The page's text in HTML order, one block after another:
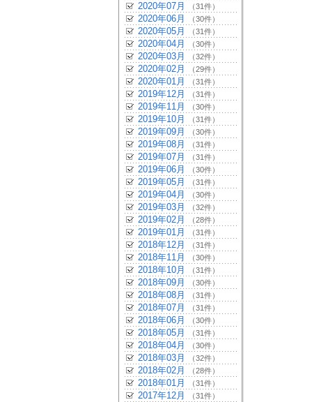
2020年07月 （31件）
2020年06月 （30件）
2020年05月 （31件）
2020年04月 （30件）
2020年03月 （32件）
2020年02月 （29件）
2020年01月 （31件）
2019年12月 （31件）
2019年11月 （30件）
2019年10月 （31件）
2019年09月 （30件）
2019年08月 （31件）
2019年07月 （31件）
2019年06月 （30件）
2019年05月 （31件）
2019年04月 （30件）
2019年03月 （32件）
2019年02月 （28件）
2019年01月 （31件）
2018年12月 （31件）
2018年11月 （30件）
2018年10月 （31件）
2018年09月 （30件）
2018年08月 （31件）
2018年07月 （31件）
2018年06月 （30件）
2018年05月 （31件）
2018年04月 （30件）
2018年03月 （32件）
2018年02月 （28件）
2018年01月 （31件）
2017年12月 （31件）